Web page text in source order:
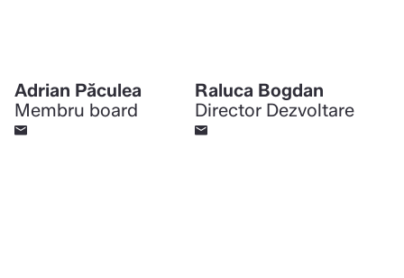
Adrian Păculea
Membru board
Raluca Bogdan
Director Dezvoltare